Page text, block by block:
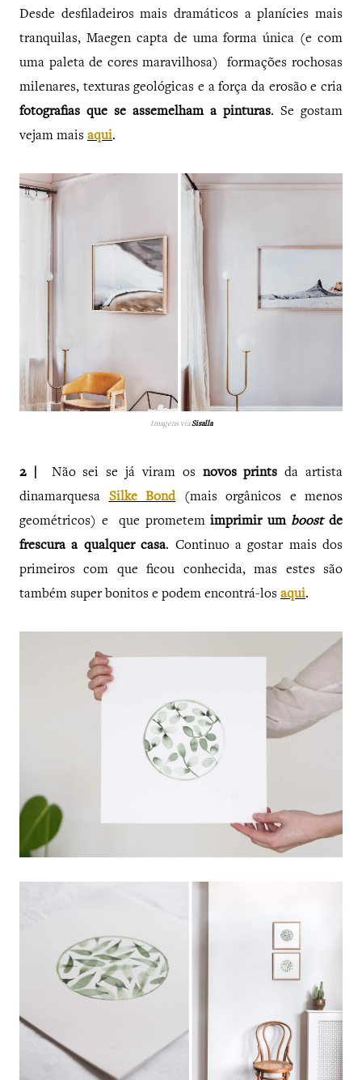
Desde desfiladeiros mais dramáticos a planícies mais
tranquilas, Maegen capta de uma forma única (e com
uma paleta de cores maravilhosa) formações rochosas
milenares, texturas geológicas e a força da erosão e cria
fotografias que se assemelham a pinturas. Se gostam
vejam mais aqui.
Imagens viaSisalla
2 | Não sei se já viram os novos prints da artista
dinamarquesa Silke Bond(mais orgânicos e menos
geométricos) e que prometemimprimir um boostde
frescura a qualquer casa. Continuo a gostar mais dos
primeiros com que ficou conhecida, mas estes são
também super bonitos e podem encontrá-los aqui.